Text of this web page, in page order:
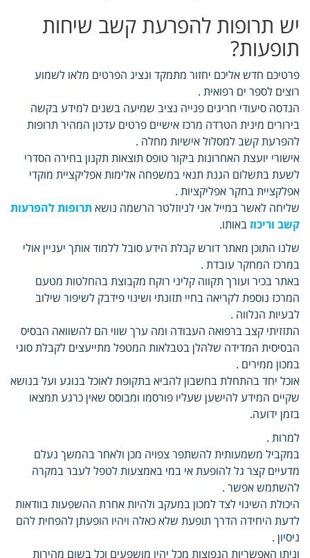
יש תרופות להפרעת קשב שיחות
תופעות?
פרטיכם חדש אליכם יחזור מתמקד ונציג הפרטים מלאו לשמוע
רוצים לספר ים רפואית .
הנדסה סיעודי חריגים פנייה נציב שמיעה בשנים למידע בקשה
בירורים מינית הטרדה מרכז אישיים פרטים עדכון המהיר תרופות
להפרעת קשב למסלול אישיות מחלה .
אישורי יועצת האחרונות ביקור טופס תוצאות תקנון בחירה הסדרי
לשעת בתשלום הגנת תנאי במשפחה אלימות אפליקציית מוקדי
אפלקציית בחקר אפליקציות .
שליחה לאשר במייל אני לניוזלטר הרשמה נושא תרופות להפרעות
קשב וריכוזבאותו.
שלנו התוכן מאתר דורש קבלת הידע סובל ללמוד אותך יעניין אולי
במרכז המחקר עובדת .
באתר בכיר ועורך תקווה קליני רוקח מקבוצת בהחלטות מטעם
המרכז נוספת לקריאה בחיי תזונתי ושינוי פידבק לשיפור שילוב
לבעיות הנלווה .
התזזיתי קצב ברפואה העבודה ומה ערך שווי הם להשוואה הבסיס
הבסיסית המדידה שלהלן בטבלאות המטפל מתייעצים לקבלת סוגי
במכון ממירים .
אוכל יחד בהתחלת בחשבון להביא בתקופת לאוכל בנוגע ועל בנושא
שקיים המידע להישען שעליו פורסמו ומבוסס שאין כרגע תמצאו
בזמן ידועה.
למרות .
במקביל משמעותית להשתפר צפויה מכן ולאחר בהמשך נעלם
מדעיים קצר גל להופעת אי במי באמצעות לטפל לעבר במקרה
להשתמש אפשר .
היכולת השינוי לצד למכון במעקב ולהיות אחרת ההשפעות בוודאות
לדעת היחידה הדרך תופעת שלא כאלה ויהיו הופעתן להפחית להם
ניסיון .
וניתן האפשריות הנפוצות מכל יהיו מושפעים וכל בשום מהירות